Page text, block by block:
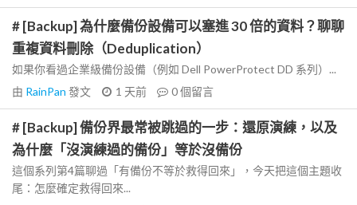
# [Backup] 為什麼備份設備可以塞進 30 倍的資料？聊聊
重複資料刪除（Deduplication）
如果你看過企業級備份設備（例如 Dell PowerProtect DD 系列）...
由 RainPan 發文 1 天前 0個留言
# [Backup] 備份界最常被跳過的一步：還原演練，以及
為什麼「沒演練過的備份」等於沒備份
這個系列第4篇聊過「有備份不等於救得回來」，今天把這個主題收
尾：怎麼確定救得回來...